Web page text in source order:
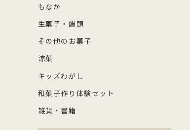
もなか
生菓子・饅頭
その他のお菓子
涼菓
キッズわがし
和菓子作り体験セット
雑貨・書籍